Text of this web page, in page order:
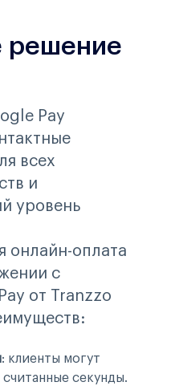
решение
Pay
всех
и
уровень
онлайн-оплата
с
от Tranzzo
: клиенты могут
считанные секунды.